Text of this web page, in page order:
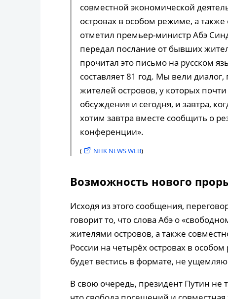
совместной экономической
островах в особом режиме, а
отметил премьер-министр Абэ
передал послание от бывших
прочитал это письмо на русском
составляет 81 год. Мы вели
жителей островов, у которых
обсуждения и сегодня, и завтра,
хотим завтра вместе сообщить о
конференции».
( NHK NEWS WEB)
Возможность нового
Исходя из этого сообщения,
говорит то, что слова Абэ о
жителями островов, а также
России на четырёх островах в
будет вестись в формате, не
В свою очередь, президент Путин не